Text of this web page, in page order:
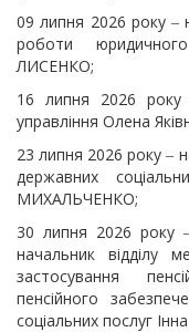
09 липня 2026 року ‒
роботи
ЛИСЕНКО;
16 липня 2026 року
управління Олена
23 липня 2026 року ‒
державних
МИХАЛЬЧЕНКО;
30 липня 2026 року
начальник відділу
застосування
пенсійного
соціальних послуг